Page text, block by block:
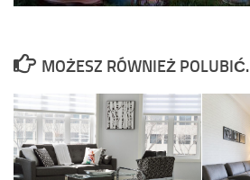
MOŻESZ RÓWNIEŻ